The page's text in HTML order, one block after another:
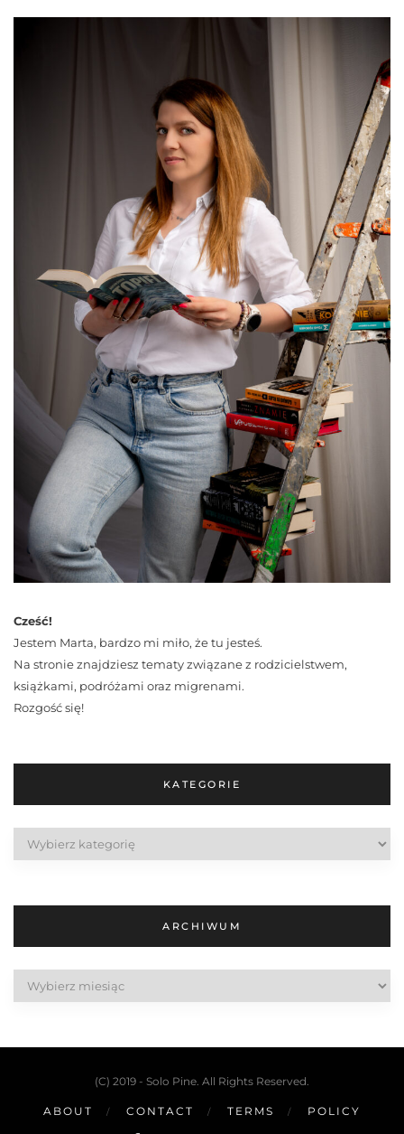
Cześć!
Jestem Marta, bardzo mi miło, że tu jesteś.
Na stronie znajdziesz tematy związane z rodzicielstwem,
książkami, podróżami oraz migrenami.
Rozgość się!
KATEGORIE
Kategorie
ARCHIWUM
Archiwum
(C) 2019 - Solo Pine. All Rights Reserved.
ABOUT CONTACT TERMS POLICY